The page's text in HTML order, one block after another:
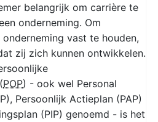
belangrijk om carrière te
onderneming. Om
vast te houden,
zij zich kunnen ontwikkelen.
POP) - ook wel Personal
Persoonlijk Actieplan (PAP)
(PIP) genoemd - is het